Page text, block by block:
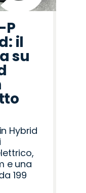
P
il
su
Hybrid
e una
199